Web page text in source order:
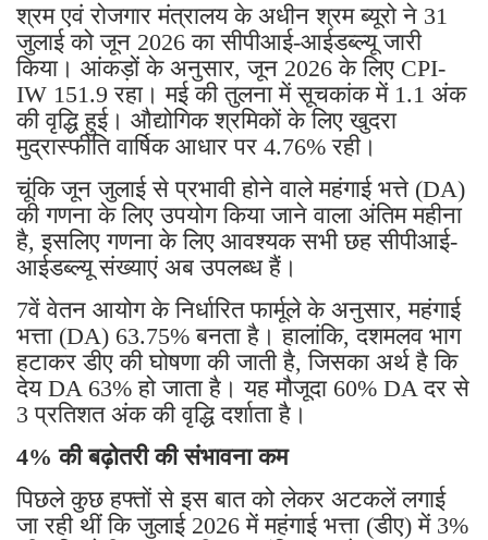
श्रम एवं रोजगार मंत्रालय के अधीन श्रम ब्यूरो ने 31
जुलाई को जून 2026 का सीपीआई-आईडब्ल्यू जारी
किया। आंकड़ों के अनुसार, जून 2026 के लिए CPI-
IW 151.9 रहा। मई की तुलना में सूचकांक में 1.1 अंक
की वृद्धि हुई। औद्योगिक श्रमिकों के लिए खुदरा
मुद्रास्फीति वार्षिक आधार पर 4.76% रही।
चूंकि जून जुलाई से प्रभावी होने वाले महंगाई भत्ते (DA)
की गणना के लिए उपयोग किया जाने वाला अंतिम महीना
है, इसलिए गणना के लिए आवश्यक सभी छह सीपीआई-
आईडब्ल्यू संख्याएं अब उपलब्ध हैं।
7वें वेतन आयोग के निर्धारित फार्मूले के अनुसार, महंगाई
भत्ता (DA) 63.75% बनता है। हालांकि, दशमलव भाग
हटाकर डीए की घोषणा की जाती है, जिसका अर्थ है कि
देय DA 63% हो जाता है। यह मौजूदा 60% DA दर से
3 प्रतिशत अंक की वृद्धि दर्शाता है।
4% की बढ़ोतरी की संभावना कम
पिछले कुछ हफ्तों से इस बात को लेकर अटकलें लगाई
जा रही थीं कि जुलाई 2026 में महंगाई भत्ता (डीए) में 3%